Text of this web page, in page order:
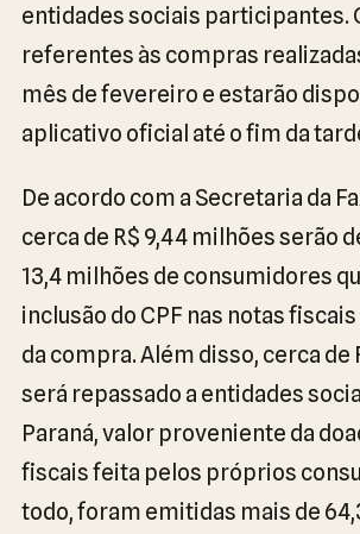
entidades sociais participantes.
referentes às compras
mês de fevereiro e estarão
aplicativo oficial até o fim da
De acordo com a Secretaria da
cerca de R$ 9,44 milhões serão
13,4 milhões de consumidores
inclusão do CPF nas notas
da compra. Além disso, cerca de
será repassado a entidades
Paraná, valor proveniente da
fiscais feita pelos próprios
todo, foram emitidas mais de